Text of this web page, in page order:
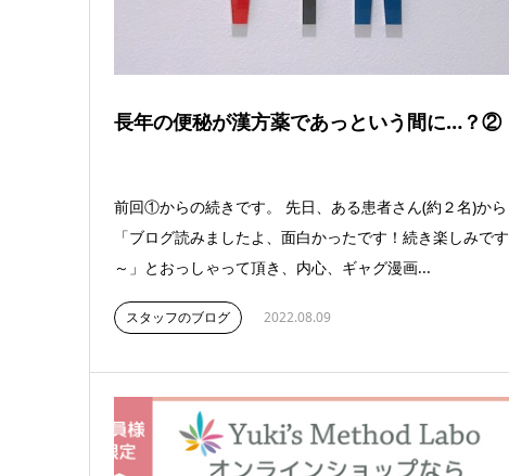
長年の便秘が漢方薬であっという間に…？②
前回①からの続きです。 先日、ある患者さん(約２名)から
「ブログ読みましたよ、面白かったです！続き楽しみです
～」とおっしゃって頂き、内心、ギャグ漫画...
スタッフのブログ 2022.08.09